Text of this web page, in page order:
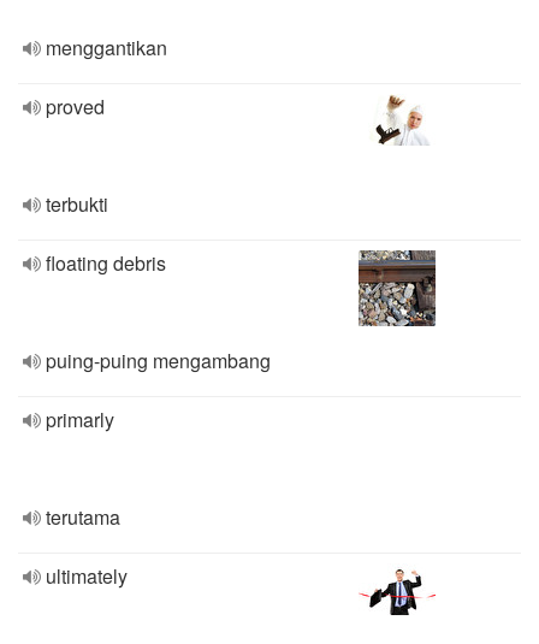
menggantikan
proved
terbukti
floating debris
puing-puing mengambang
primarly
terutama
ultimately